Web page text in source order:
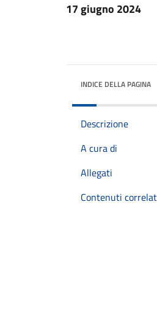
17 giugno 2024
INDICE DELLA PAGINA
Descrizione
A cura di
Allegati
Contenuti